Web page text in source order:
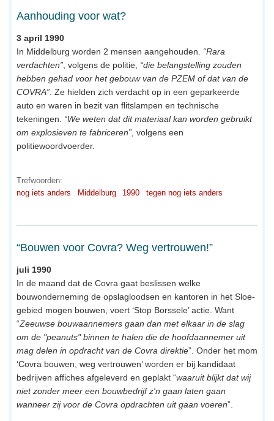
Aanhouding voor wat?
3 april 1990
In Middelburg worden 2 mensen aangehouden. “Rara
verdachten” , volgens de politie, “die belangstelling zouden
hebben gehad voor het gebouw van de PZEM of dat van de
COVRA” . Ze hielden zich verdacht op in een geparkeerde
auto en waren in bezit van flitslampen en technische
tekeningen. “We weten dat dit materiaal kan worden gebruikt
om explosieven te fabriceren” , volgens een
politiewoordvoerder.
Trefwoorden:
nog iets anders
Middelburg 1990 tegen nog iets anders
“Bouwen voor Covra? Weg vertrouwen!”
juli 1990
In de maand dat de Covra gaat beslissen welke
bouwonderneming de opslagloodsen en kantoren in het Sloe-
gebied mogen bouwen, voert ‘Stop Borssele’ actie. Want
“Zeeuwse bouwaannemers gaan dan met elkaar in de slag
om de "peanuts" binnen te halen die de hoofdaannemer uit
mag delen in opdracht van de Covra direktie”. Onder het mom
‘Covra bouwen, weg vertrouwen’ worden er bij kandidaat
bedrijven affiches afgeleverd en geplakt “waaruit blijkt dat wij
niet zonder meer een bouwbedrijf z'n gaan laten gaan
wanneer zij voor de Covra opdrachten uit gaan voeren”.